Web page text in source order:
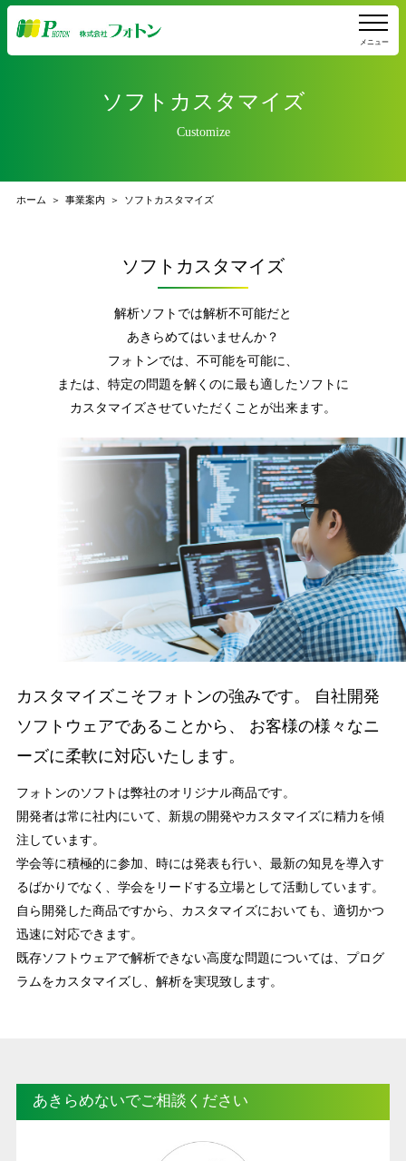
メニュー
ソフトカスタマイズ
Customize
ホーム 事業案内 ソフトカスタマイズ
ソフトカスタマイズ
解析ソフトでは解析不可能だと
あきらめてはいませんか？
フォトンでは、不可能を可能に、
または、特定の問題を解くのに最も適したソフトに
カスタマイズさせていただくことが出来ます。
カスタマイズこそフォトンの強みです。
自社開発
ソフトウェアであることから、
お客様の様々なニ
ーズに柔軟に対応いたします。
フォトンのソフトは弊社のオリジナル商品です。
開発者は常に社内にいて、新規の開発やカスタマイズに精力を傾
注しています。
学会等に積極的に参加、時には発表も行い、最新の知見を導入す
るばかりでなく、学会をリードする立場として活動しています。
自ら開発した商品ですから、カスタマイズにおいても、適切かつ
迅速に対応できます。
既存ソフトウェアで解析できない高度な問題については、プログ
ラムをカスタマイズし、解析を実現致します。
あきらめないでご相談ください